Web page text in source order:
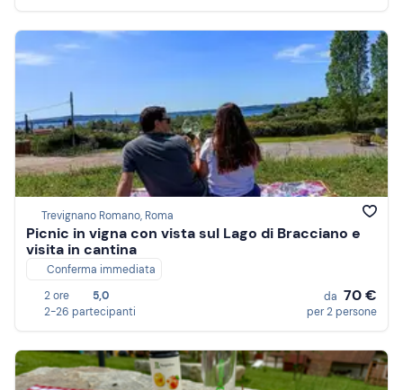
Trevignano Romano, Roma
Picnic in vigna con vista sul Lago di Bracciano e
visita in cantina
Conferma immediata
2 ore
5,0
2-26 partecipanti
da 70 €
per 2 persone